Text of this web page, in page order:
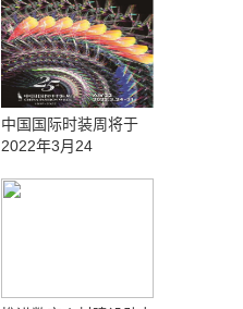
中国国际时装周将于
2022年3月24